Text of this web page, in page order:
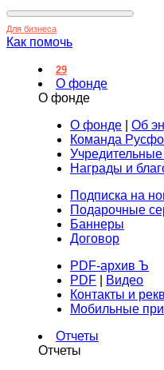
Для бизнеса
Как помочь
29
О фонде
О фонде
О фонде
Об
Команда
Награды и
Подписка на
Подарочные
Баннеры
Договор
PDF-архив Ъ
PDF
Видео
Контакты и
Мобильные
Отчеты
Отчеты